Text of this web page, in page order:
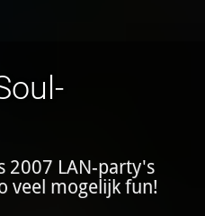
2007 LAN-party's
veel mogelijk fun!